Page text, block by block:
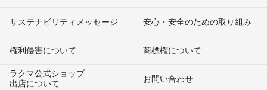
サステナビリティメッセージ 安心・安全のための取り組み
権利侵害について
商標権について
ラクマ公式ショップ
出店について
お問い合わせ